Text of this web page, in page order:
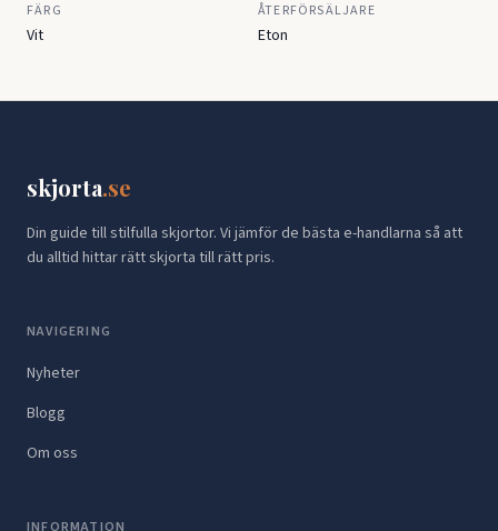
FÄRG
Vit
ÅTERFÖRSÄLJARE
Eton
skjorta.se
Din guide till stilfulla skjortor. Vi jämför de bästa e-handlarna så att
du alltid hittar rätt skjorta till rätt pris.
NAVIGERING
Nyheter
Blogg
Om oss
INFORMATION